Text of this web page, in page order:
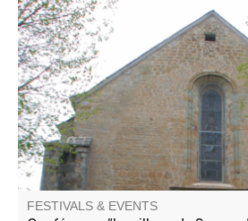
Découverte guidée du village et de
cathédrale avec Laetitia Frassetto
FESTIVALS & EVENTS